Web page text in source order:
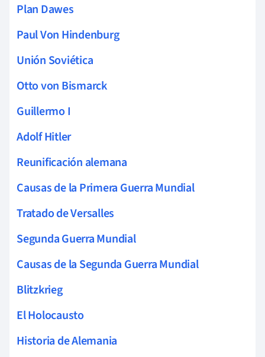
Plan Dawes
Paul Von Hindenburg
Unión Soviética
Otto von Bismarck
Guillermo I
Adolf Hitler
Reunificación alemana
Causas de la Primera Guerra Mundial
Tratado de Versalles
Segunda Guerra Mundial
Causas de la Segunda Guerra Mundial
Blitzkrieg
El Holocausto
Historia de Alemania